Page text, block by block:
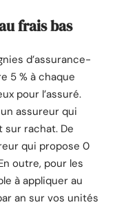
frais bas
d’assurance-
5 % à chaque
pour l’assuré.
assureur qui
rachat. De
qui propose 0
outre, pour les
à appliquer au
an sur vos unités